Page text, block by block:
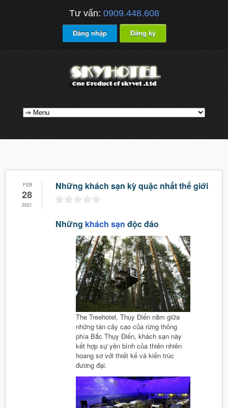
Tư vấn: 0909.448.608
Đăng nhập Đăng ký
FEB
28
2021
Những khách sạn kỳ quặc nhất thế giới
Những khách sạn độc đáo
The Treehotel, Thụy Điển nằm giữa
những tán cây cao của rừng thông
phía Bắc Thụy Điển, khách sạn này
kết hợp sự yên bình của thiên nhiên
hoang sơ với thiết kế và kiến trúc
đương đại.